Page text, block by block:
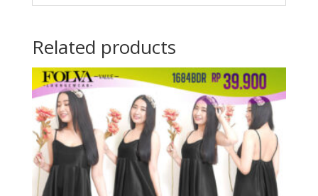
Related products